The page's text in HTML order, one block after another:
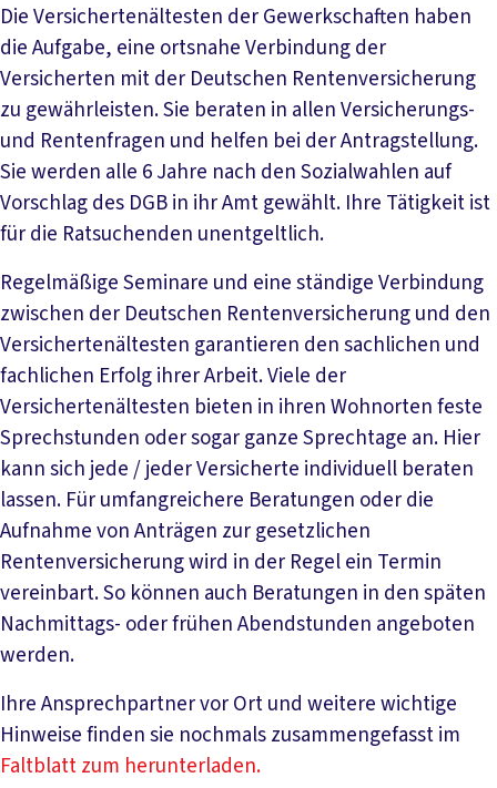
Die Versichertenältesten der Gewerkschaften haben
die Aufgabe, eine ortsnahe Verbindung der
Versicherten mit der Deutschen Rentenversicherung
zu gewährleisten. Sie beraten in allen Versicherungs-
und Rentenfragen und helfen bei der Antragstellung.
Sie werden alle 6 Jahre nach den Sozialwahlen auf
Vorschlag des DGB in ihr Amt gewählt. Ihre Tätigkeit ist
für die Ratsuchenden unentgeltlich.
Regelmäßige Seminare und eine ständige Verbindung
zwischen der Deutschen Rentenversicherung und den
Versichertenältesten garantieren den sachlichen und
fachlichen Erfolg ihrer Arbeit. Viele der
Versichertenältesten bieten in ihren Wohnorten feste
Sprechstunden oder sogar ganze Sprechtage an. Hier
kann sich jede / jeder Versicherte individuell beraten
lassen. Für umfangreichere Beratungen oder die
Aufnahme von Anträgen zur gesetzlichen
Rentenversicherung wird in der Regel ein Termin
vereinbart. So können auch Beratungen in den späten
Nachmittags- oder frühen Abendstunden angeboten
werden.
Ihre Ansprechpartner vor Ort und weitere wichtige
Hinweise finden sie nochmals zusammengefasst im
Faltblatt zum herunterladen.